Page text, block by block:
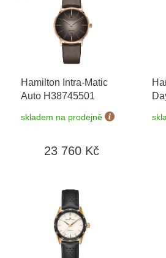
Hamilton Intra-Matic
Auto H38745501
skladem na prodejně
23 760 Kč
+
5